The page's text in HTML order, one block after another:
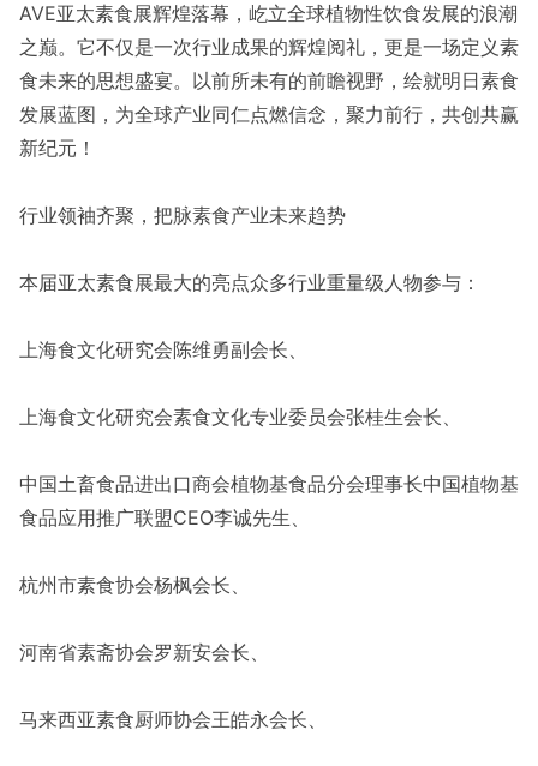
AVE亚太素食展辉煌落幕，屹立全球植物性饮食发展的浪潮
之巅。它不仅是一次行业成果的辉煌阅礼，更是一场定义素
食未来的思想盛宴。以前所未有的前瞻视野，绘就明日素食
发展蓝图，为全球产业同仁点燃信念，聚力前行，共创共赢
新纪元！
行业领袖齐聚，把脉素食产业未来趋势
本届亚太素食展最大的亮点众多行业重量级人物参与：
上海食文化研究会陈维勇副会长、
上海食文化研究会素食文化专业委员会张桂生会长、
中国土畜食品进出口商会植物基食品分会理事长中国植物基
食品应用推广联盟CEO李诚先生、
杭州市素食协会杨枫会长、
河南省素斋协会罗新安会长、
马来西亚素食厨师协会王皓永会长、